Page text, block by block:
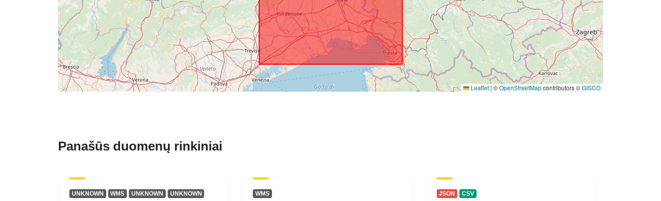
Leaflet|©OpenStreetMapcontributors ©GISCO
Panašūs duomenų rinkiniai
UNKNOWN WMS UNKNOWN
UNKNOWN
WMS JSON CSV